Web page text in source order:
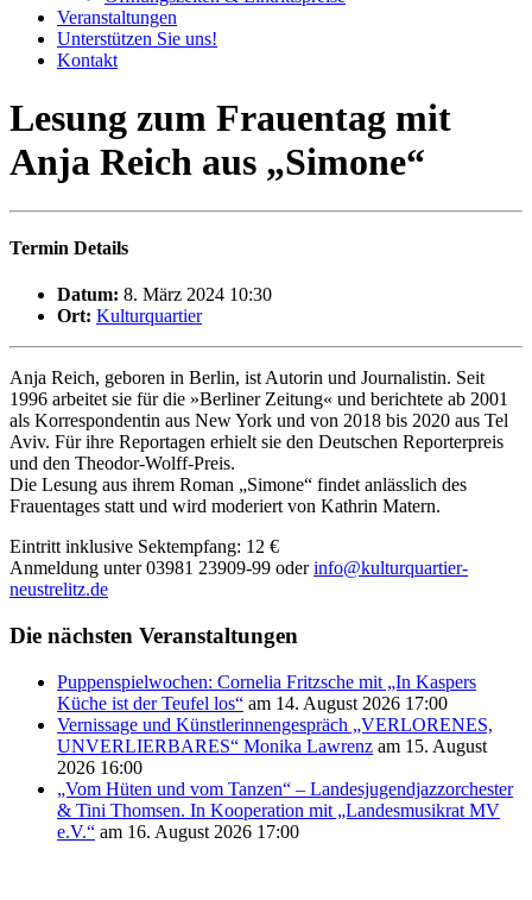
Veranstaltungen
Unterstützen Sie uns!
Kontakt
Lesung zum Frauentag mit
Anja Reich aus „Simone“
Termin Details
Datum: 8. März 2024 10:30
Ort: Kulturquartier
Anja Reich, geboren in Berlin, ist Autorin und Journalistin. Seit
1996 arbeitet sie für die »Berliner Zeitung« und berichtete ab 2001
als Korrespondentin aus New York und von 2018 bis 2020 aus Tel
Aviv. Für ihre Reportagen erhielt sie den Deutschen Reporterpreis
und den Theodor-Wolff-Preis.
Die Lesung aus ihrem Roman „Simone“ findet anlässlich des
Frauentages statt und wird moderiert von Kathrin Matern.
Eintritt inklusive Sektempfang: 12 €
Anmeldung unter 03981 23909-99 oderinfo@kulturquartier-
neustrelitz.de
Die nächsten Veranstaltungen
Puppenspielwochen: Cornelia Fritzsche mit „In Kaspers
Küche ist der Teufel los“ am 14. August 2026 17:00
Vernissage und Künstlerinnengespräch „VERLORENES,
UNVERLIERBARES“ Monika Lawrenz am 15. August
2026 16:00
„Vom Hüten und vom Tanzen“ – Landesjugendjazzorchester
& Tini Thomsen. In Kooperation mit „Landesmusikrat MV
e.V.“ am 16. August 2026 17:00